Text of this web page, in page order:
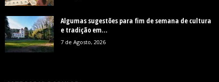
Algumas sugestões para fim de semana de cultura
e tradição em...
7 de Agosto, 2026